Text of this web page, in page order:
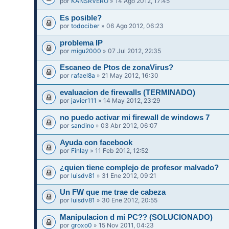
Es posible?
portodociber » 06 Ago 2012, 06:23
problema IP
por migu2000 » 07 Jul 2012, 22:35
Escaneo de Ptos de zonaVirus?
por rafael8a » 21 May 2012, 16:30
evaluacion de firewalls (TERMINADO)
porjavier111 » 14 May 2012, 23:29
no puedo activar mi firewall de windows 7
porsandino » 03 Abr 2012, 06:07
Ayuda con facebook
por Finlay » 11 Feb 2012, 12:52
¿quien tiene complejo de profesor malvado?
por luisdv81 » 31 Ene 2012, 09:21
Un FW que me trae de cabeza
por luisdv81 » 30 Ene 2012, 20:55
Manipulacion d mi PC?? (SOLUCIONADO)
porgroxo0 » 15 Nov 2011, 04:23